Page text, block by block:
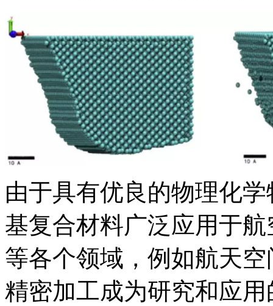
由于具有优良的物理化
基复合材料广泛应用于
等各个领域，例如航天
精密加工成为研究和应